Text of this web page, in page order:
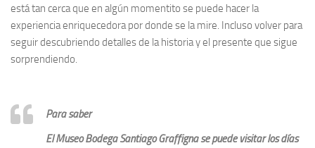
está tan cerca que en algún momentito se puede hacer la
experiencia enriquecedora por donde se la mire. Incluso volver para
seguir descubriendo detalles de la historia y el presente que sigue
sorprendiendo.
Para saber
El Museo Bodega Santiago Graffigna se puede visitar los días